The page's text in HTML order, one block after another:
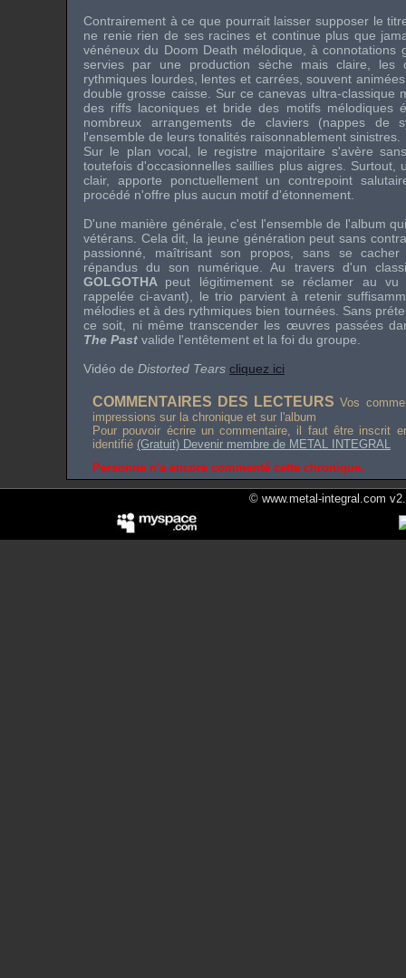
Contrairement à ce que pourrait laisser supposer le
ne renie rien de ses racines et continue plus que
vénéneux du Doom Death mélodique, à connotations
servies par une production sèche mais claire, les
rythmiques lourdes, lentes et carrées, souvent
double grosse caisse. Sur ce canevas ultra-classique
des riffs laconiques et bride des motifs mélodiques
nombreux arrangements de claviers (nappes de
l'ensemble de leurs tonalités raisonnablement sinistres.
Sur le plan vocal, le registre majoritaire s'avère
toutefois d'occasionnelles saillies plus aigres. Surtout,
clair, apporte ponctuellement un contrepoint
procédé n'offre plus aucun motif d'étonnement.
D'une manière générale, c'est l'ensemble de l'album
vétérans. Cela dit, la jeune génération peut sans
passionné, maîtrisant son propos, sans se
répandus du son numérique. Au travers d'un
GOLGOTHA peut légitimement se réclamer au
rappelée ci-avant), le trio parvient à retenir
mélodies et à des rythmiques bien tournées. Sans
ce soit, ni même transcender les œuvres passées
The Past valide l'entêtement et la foi du groupe.
Vidéo de Distorted Tears cliquez ici
COMMENTAIRES DES LECTEURS Vos
impressions sur la chronique et sur l'album
Pour pouvoir écrire un commentaire, il faut être inscrit
identifié (Gratuit) Devenir membre de METAL INTEGRAL
Personne n'a encore commenté cette chronique.
© www.metal-integral.com